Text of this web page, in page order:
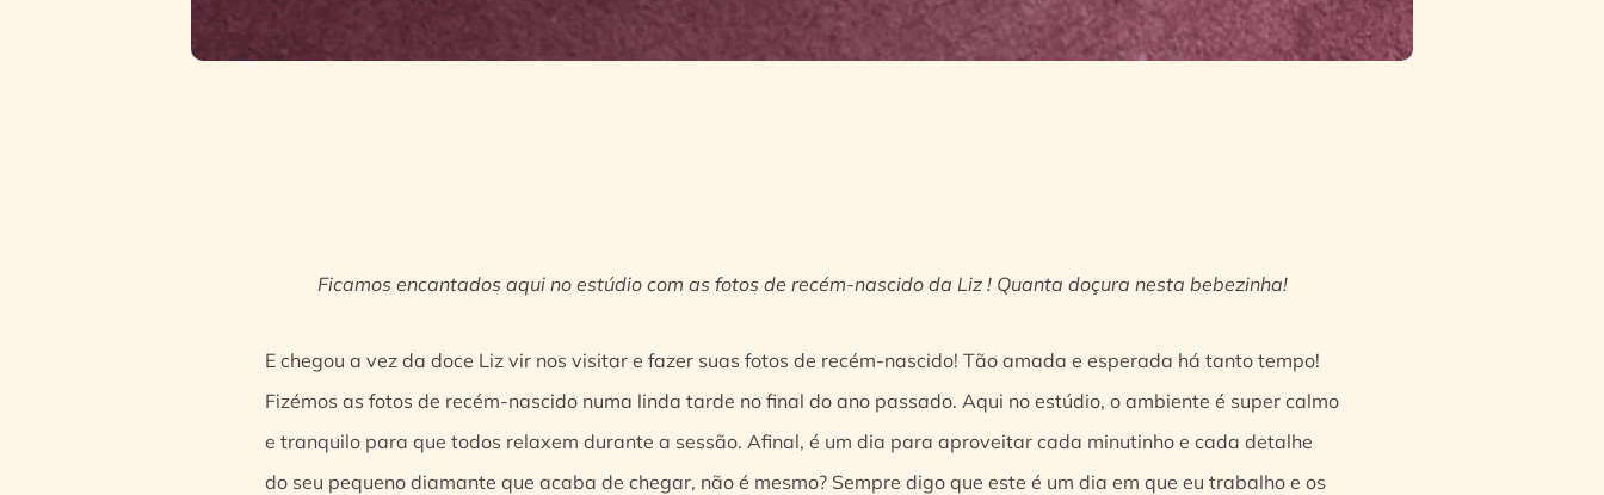
Ficamos encantados aqui no estúdio com as fotos de recém-nascido da Liz ! Quanta doçura nesta bebezinha!
E chegou a vez da doce Liz vir nos visitar e fazer suas fotos de recém-nascido! Tão amada e esperada há tanto tempo!
Fizémos as fotos de recém-nascido numa linda tarde no final do ano passado. Aqui no estúdio, o ambiente é super calmo
e tranquilo para que todos relaxem durante a sessão. Afinal, é um dia para aproveitar cada minutinho e cada detalhe
do seu pequeno diamante que acaba de chegar, não é mesmo? Sempre digo que este é um dia em que eu trabalho e os